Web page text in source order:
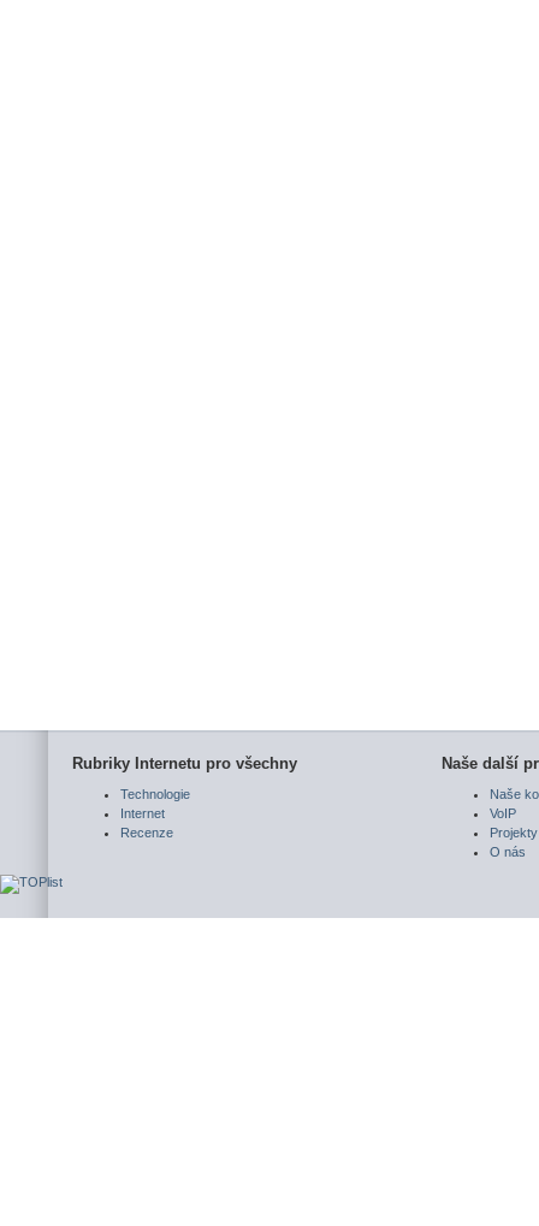
Rubriky Internetu pro všechny
Technologie
Internet
Recenze
Naše další
Naše
VoIP
Projekty
O nás